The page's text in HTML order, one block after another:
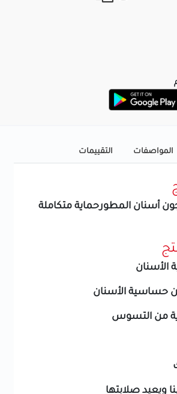
المواصفات التقييمات
أسنان المطورحماية متكاملة
حساسية الأسنان
من التسوس
ويعيد صلابتها